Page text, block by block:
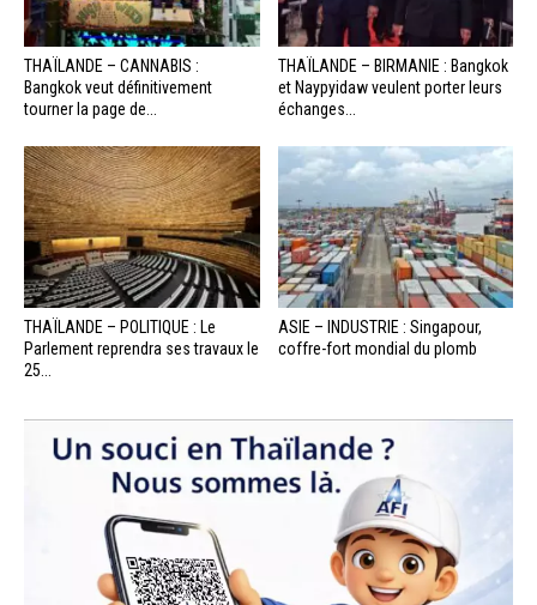
THAÏLANDE – CANNABIS :
Bangkok veut définitivement
tourner la page de...
THAÏLANDE – BIRMANIE : Bangkok
et Naypyidaw veulent porter leurs
échanges...
THAÏLANDE – POLITIQUE : Le
Parlement reprendra ses travaux le
25...
ASIE – INDUSTRIE : Singapour,
coffre-fort mondial du plomb